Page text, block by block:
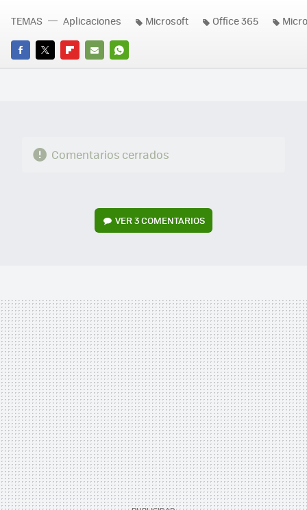
FACEBOOK
TWITTERFLIPBOARD
E-
WHATSAPP
TEMAS Aplicaciones Microsoft Office 365
Comentarios cerrados
VER3 COMENTARIOS